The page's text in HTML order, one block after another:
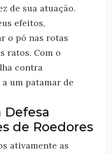
de sua atuação.
efeitos,
o pó nas rotas
ratos. Com o
contra
um patamar de
Defesa
de Roedores
ativamente as